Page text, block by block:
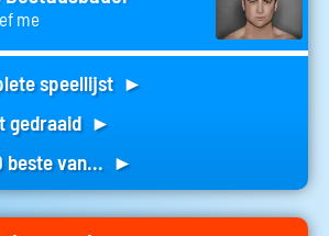
me
speellijst ►
gedraaid ►
beste van... ►